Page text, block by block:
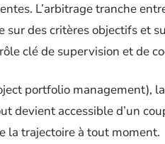
L’arbitrage tranche
des critères objectifs et
clé de supervision et de
portfolio management),
devient accessible d’un
la trajectoire à tout moment.